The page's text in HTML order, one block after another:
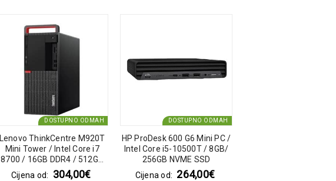
DOSTUPNO ODMAH
Lenovo ThinkCentre M920T
Mini Tower / Intel Core i7
8700 / 16GB DDR4 / 512GB
SSD NVME
Cijena od: 304,00€
DOSTUPNO ODMAH
HP ProDesk 600 G6 Mini PC /
Intel Core i5-10500T / 8GB/
256GB NVME SSD
Cijena od: 264,00€